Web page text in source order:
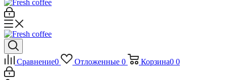
Сравнение0 Отложенные 0 Корзина0 0